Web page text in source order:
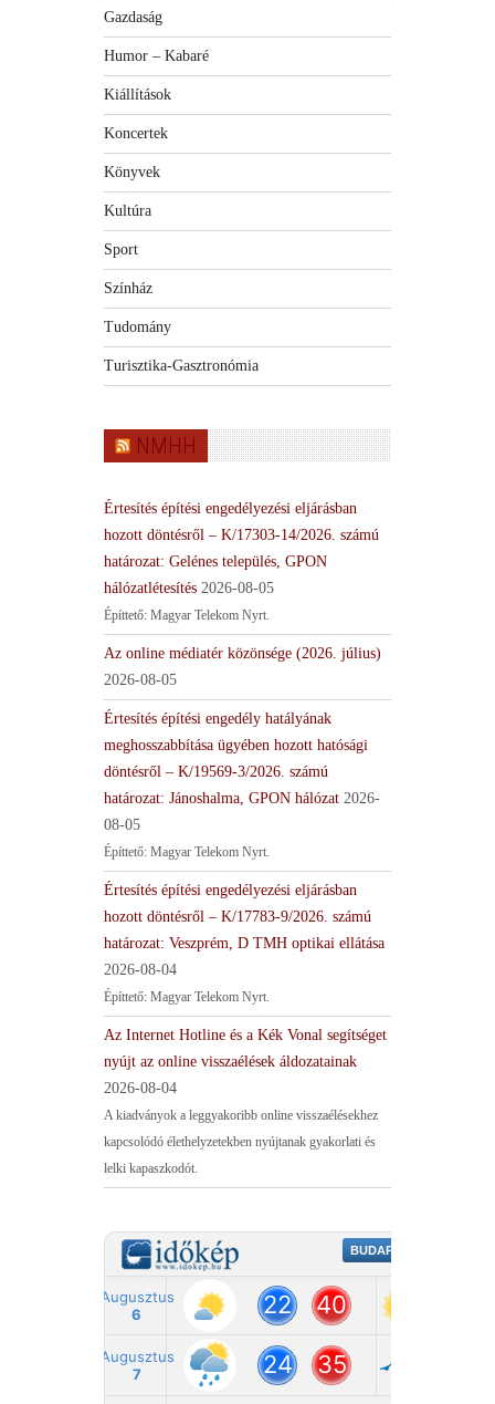
Gazdaság
Humor – Kabaré
Kiállítások
Koncertek
Könyvek
Kultúra
Sport
Színház
Tudomány
Turisztika-Gasztronómia
NMHH
Értesítés építési engedélyezési eljárásban
hozott döntésről – K/17303-14/2026. számú
határozat: Gelénes település, GPON
hálózatlétesítés 2026-08-05
Építtető: Magyar Telekom Nyrt.
Az online médiatér közönsége (2026. július)
2026-08-05
Értesítés építési engedély hatályának
meghosszabbítása ügyében hozott hatósági
döntésről – K/19569-3/2026. számú
határozat: Jánoshalma, GPON hálózat 2026-
08-05
Építtető: Magyar Telekom Nyrt.
Értesítés építési engedélyezési eljárásban
hozott döntésről – K/17783-9/2026. számú
határozat: Veszprém, D TMH optikai ellátása
2026-08-04
Építtető: Magyar Telekom Nyrt.
Az Internet Hotline és a Kék Vonal segítséget
nyújt az online visszaélések áldozatainak
2026-08-04
A kiadványok a leggyakoribb online visszaélésekhez
kapcsolódó élethelyzetekben nyújtanak gyakorlati és
lelki kapaszkodót.